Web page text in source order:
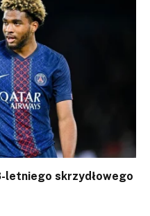
letniego skrzydłowego